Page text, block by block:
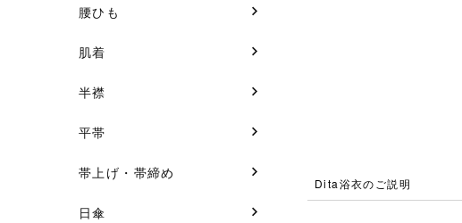
腰ひも
肌着
半襟
平帯
帯上げ・帯締め
日傘
Dita浴衣のご説明